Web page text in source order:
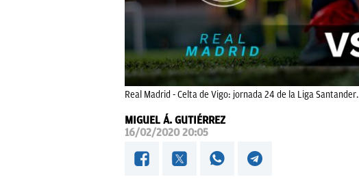
Real Madrid - Celta de Vigo: jornada 24 de la Liga Santander.
MIGUEL Á. GUTIÉRREZ
16/02/2020 20:05